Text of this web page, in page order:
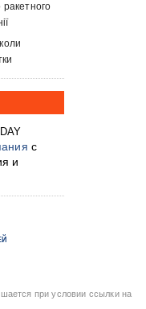
с
и
при условии ссылки на